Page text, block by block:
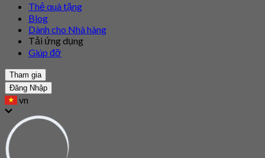
Thẻ quà tặng
Blog
Dành cho Nhà hàng
Tải ứng dụng
Giúp đỡ
Tham gia
Đăng Nhập
vn